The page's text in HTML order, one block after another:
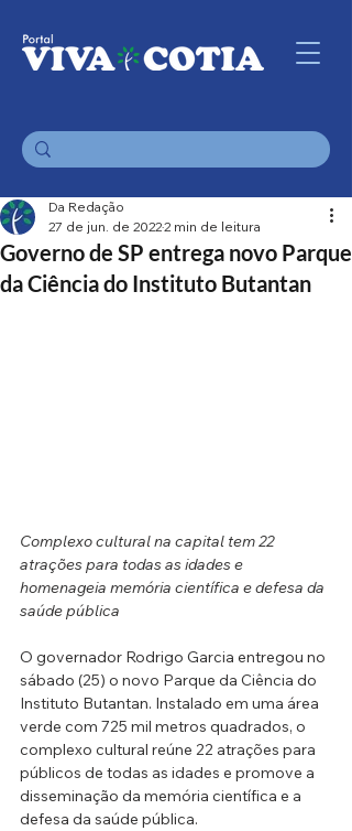
Governo de SP entrega novo Parque
da Ciência do Instituto Butantan
Da Redação
27 de jun. de 20222 min de leitura
Complexo cultural na capital tem 22
atrações para todas as idades e
homenageia memória científica e defesa da
saúde pública
O governador Rodrigo Garcia entregou no
sábado (25) o novo Parque da Ciência do
Instituto Butantan. Instalado em uma área
verde com 725 mil metros quadrados, o
complexo cultural reúne 22 atrações para
públicos de todas as idades e promove a
disseminação da memória científica e a
defesa da saúde pública.